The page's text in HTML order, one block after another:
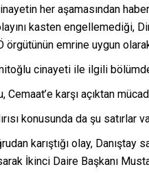
her aşamasından
kasten engellemediği,
örgütünün emrine uygun
cinayeti ile ilgili
Cemaat’e karşı açıktan
konusunda da şu satırlar
karıştığı olay,
İkinci Daire Başkanı